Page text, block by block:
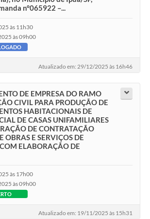
n°065922 –...
às 11h30
às 09h00
Atualizado em: 29/12/2025 às 16h46
DE EMPRESA DO RAMO
CIVIL PARA PRODUÇÃO DE
HABITACIONAIS DE
DE CASAS UNIFAMILIARES
DE CONTRATAÇÃO
OBRAS E SERVIÇOS DE
ELABORAÇÃO DE
às 17h00
às 09h00
Atualizado em: 19/11/2025 às 15h31